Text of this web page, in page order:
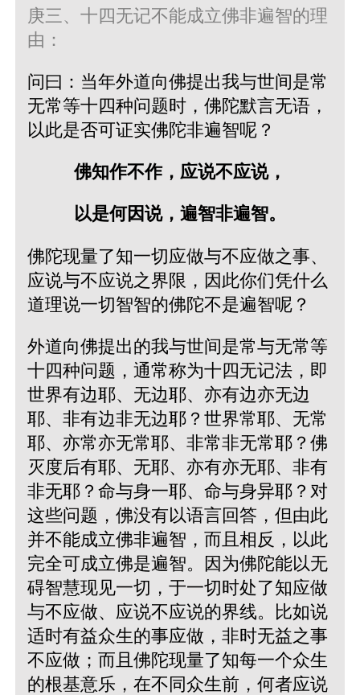
庚三、十四无记不能成立佛非遍智的理
由：
问曰：当年外道向佛提出我与世间是常
无常等十四种问题时，佛陀默言无语，
以此是否可证实佛陀非遍智呢？
佛知作不作，应说不应说，
以是何因说，遍智非遍智。
佛陀现量了知一切应做与不应做之事、
应说与不应说之界限，因此你们凭什么
道理说一切智智的佛陀不是遍智呢？
外道向佛提出的我与世间是常与无常等
十四种问题，通常称为十四无记法，即
世界有边耶、无边耶、亦有边亦无边
耶、非有边非无边耶？世界常耶、无常
耶、亦常亦无常耶、非常非无常耶？佛
灭度后有耶、无耶、亦有亦无耶、非有
非无耶？命与身一耶、命与身异耶？对
这些问题，佛没有以语言回答，但由此
并不能成立佛非遍智，而且相反，以此
完全可成立佛是遍智。因为佛陀能以无
碍智慧现见一切，于一切时处了知应做
与不应做、应说不应说的界线。比如说
适时有益众生的事应做，非时无益之事
不应做；而且佛陀现量了知每一个众生
的根基意乐，在不同众生前，何者应说